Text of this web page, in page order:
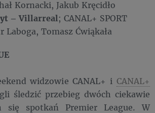
Kornacki, Jakub Kręcidło
– Villarreal; CANAL+ SPORT
Tomasz Ćwiąkała
widzowie CANAL+ i CANAL+
śledzić przebieg dwóch ciekawie
się spotkań Premier League. W